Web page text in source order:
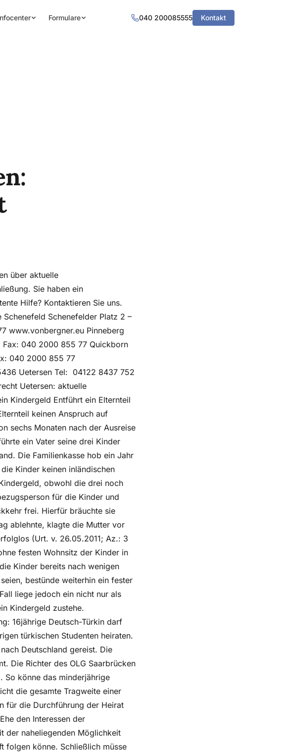
Formulare 040 200085555 Kontakt
über aktuelle
Sie haben ein
Hilfe? Kontaktieren Sie uns.
Schenefeld Schenefelder Platz 2 –
www.vonbergner.eu Pinneberg
Fax: 040 2000 855 77 Quickborn
040 2000 855 77
Uetersen Tel: 04122 8437 752
Uetersen: aktuelle
Kindergeld Entführt ein Elternteil
keinen Anspruch auf
sechs Monaten nach der Ausreise
ein Vater seine drei Kinder
Die Familienkasse hob ein Jahr
Kinder keinen inländischen
obwohl die drei noch
für die Kinder und
frei. Hierfür bräuchte sie
ablehnte, klagte die Mutter vor
(Urt. v. 26.05.2011; Az.: 3
festen Wohnsitz der Kinder in
Kinder bereits nach wenigen
bestünde weiterhin ein fester
liege jedoch ein nicht nur als
Kindergeld zustehe.
16jährige Deutsch-Türkin darf
türkischen Studenten heiraten.
Deutschland gereist. Die
Die Richter des OLG Saarbrücken
So könne das minderjährige
die gesamte Tragweite einer
für die Durchführung der Heirat
den Interessen der
der naheliegenden Möglichkeit
folgen könne. Schließlich müsse